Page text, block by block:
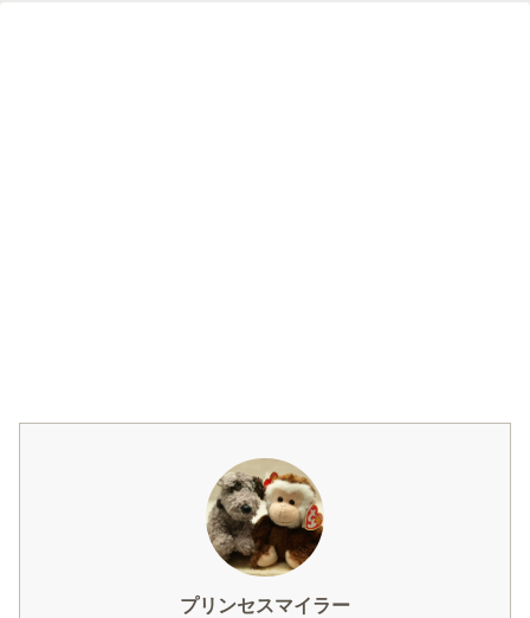
プリンセスマイラー